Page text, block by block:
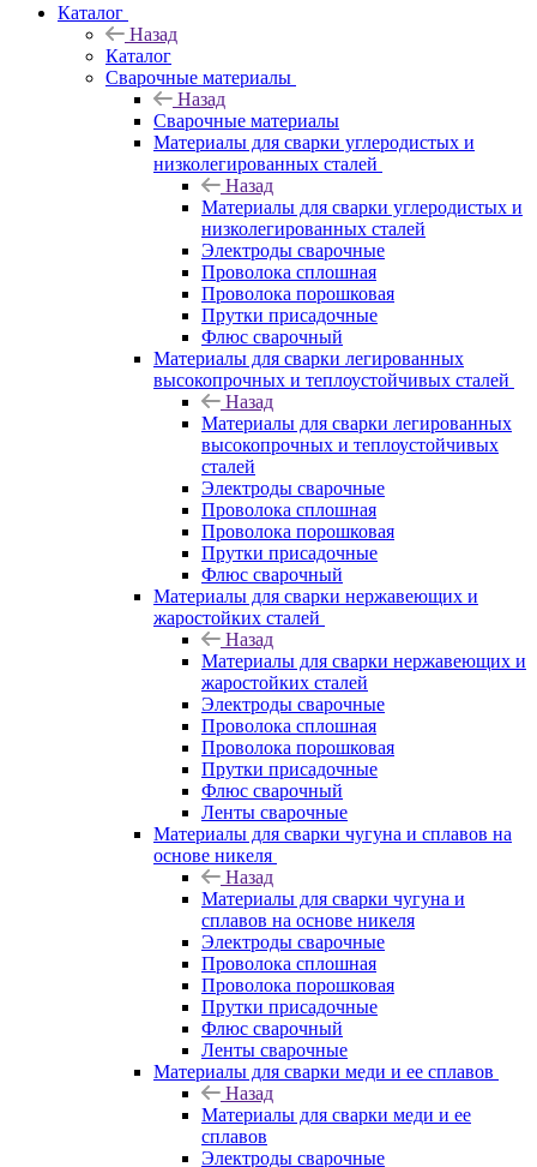
Каталог
Назад
Каталог
Сварочные материалы
Назад
Сварочные материалы
Материалы для сварки углеродистых и
низколегированных сталей
Назад
Материалы для сварки углеродистых и
низколегированных сталей
Электроды сварочные
Проволока сплошная
Проволока порошковая
Прутки присадочные
Флюс сварочный
Материалы для сварки легированных
высокопрочных и теплоустойчивых сталей
Назад
Материалы для сварки легированных
высокопрочных и теплоустойчивых
сталей
Электроды сварочные
Проволока сплошная
Проволока порошковая
Прутки присадочные
Флюс сварочный
Материалы для сварки нержавеющих и
жаростойких сталей
Назад
Материалы для сварки нержавеющих и
жаростойких сталей
Электроды сварочные
Проволока сплошная
Проволока порошковая
Прутки присадочные
Флюс сварочный
Ленты сварочные
Материалы для сварки чугуна и сплавов на
основе никеля
Назад
Материалы для сварки чугуна и
сплавов на основе никеля
Электроды сварочные
Проволока сплошная
Проволока порошковая
Прутки присадочные
Флюс сварочный
Ленты сварочные
Материалы для сварки меди и ее сплавов
Назад
Материалы для сварки меди и ее
сплавов
Электроды сварочные